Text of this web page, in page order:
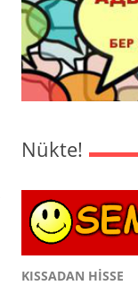
Nükte!
KISSADAN HİSSE